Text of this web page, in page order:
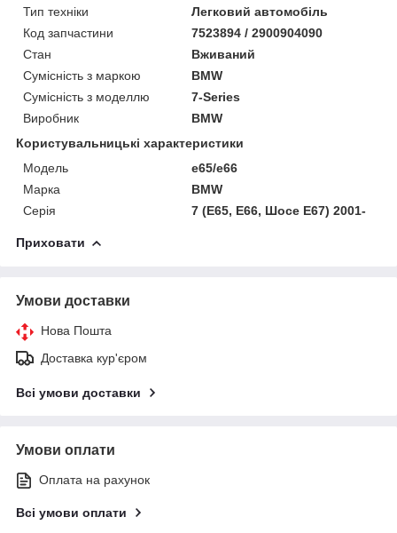
Тип техніки
Легковий автомобіль
Код запчастини
7523894 / 2900904090
Стан
Вживаний
Сумісність з маркою
BMW
Сумісність з моделлю
7-Series
Виробник
BMW
Користувальницькі характеристики
Модель
e65/e66
Марка
BMW
Серія
7 (E65, E66, Шосе E67) 2001-
Приховати
Умови доставки
Нова Пошта
Доставка кур'єром
Всі умови доставки
Умови оплати
Оплата на рахунок
Всі умови оплати